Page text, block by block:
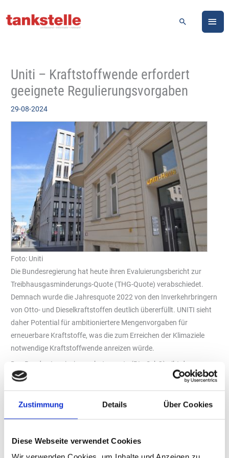
Zustimmung Details Über Cookies
Diese Webseite verwendet Cookies
Inhalt
Suchen
Uniti – Kraftstoffwende erfordert
geeignete Regulierungsvorgaben
29-08-2024
Foto: Uniti
Die Bundesregierung hat heute ihren Evaluierungsbericht zur
Treibhausgasminderungs-Quote (THG-Quote) verabschiedet.
Demnach wurde die Jahresquote 2022 von den Inverkehrbringern
von Otto- und Dieselkraftstoffen deutlich übererfüllt. UNITI sieht
daher Potential für ambitioniertere Mengenvorgaben für
erneuerbare Kraftstoffe, was die zum Erreichen der Klimaziele
notwendige Kraftstoffwende anreizen würde.
Das Bundes-Immissionsschutzgesetz (BImSchG) gibt dem
deutschen Kraftstoffmarkt jährliche
Treibhausgasminderungsziele bei Kraftstoffen vor und regelt, wie
diese Ziele durch den Einsatz von nicht-fossilen flüssigen oder
Biokraftstoffe sowie erneuerbare Kraftstoffe nicht-biogener
Herkunft (engl. RFNBO wie E-Fuels oder Wasserstoff). Ladestrom